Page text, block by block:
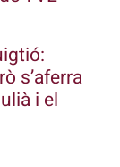
s’aferra
i el